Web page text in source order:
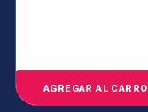
AGREGAR AL CARRO